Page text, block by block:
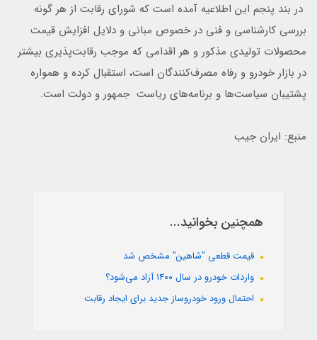
در بند پنجم این اطلاعیه آمده است که شورای رقابت از هر گونه
بررسی کارشناسی و فنی در خصوص مبانی و دلایل افزایش قیمت
محصولات تولیدی مذکور و هر اقدامی که موجب رقابت‌پذیری بیشتر
در بازار خودرو و رفاه مصرف‌کنندگان است، استقبال کرده و همواره
پشتیبان سیاست‌ها و برنامه‌های ریاست جمهور و دولت است.
منبع: ایران جیب
همچنین بخوانید...
قیمت قطعی "شاهین" مشخص شد
واردات خودرو در سال ۱۴۰۰ آزاد می‌شود؟
احتمال ورود خودروساز جدید برای ایجاد رقابت